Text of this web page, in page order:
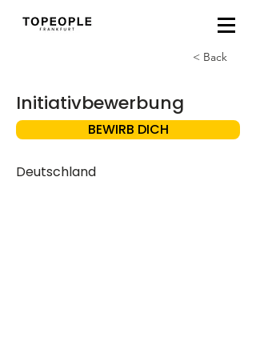
Initiativbewerbung
BEWIRB DICH
Deutschland
< Back